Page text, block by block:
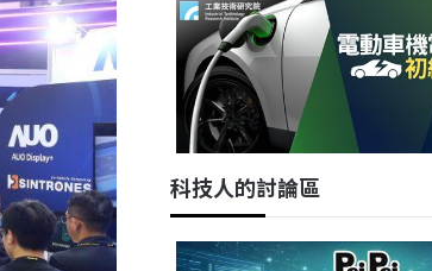
科技人的討論區